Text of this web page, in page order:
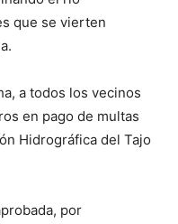
que se vierten
a todos los vecinos
en pago de multas
Hidrográfica del Tajo
por